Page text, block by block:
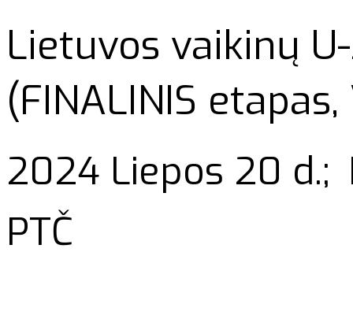
Lietuvos vaikinų
(FINALINIS
2024 Liepos 20 d.;
PTČ